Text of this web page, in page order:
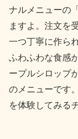
ナルメニューの
ますよ。注文を
一つ丁寧に作ら
ふわふわな食感
ープルシロップ
のメニューです
を体験してみる